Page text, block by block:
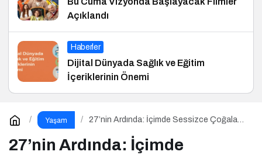
Açıklandı
Haberler
Dijital Dünyada Sağlık ve Eğitim
İçeriklerinin Önemi
Yaşam
27’nin Ardında: İçimde Sessizce Çoğalan
27’nin Ardında: İçimde